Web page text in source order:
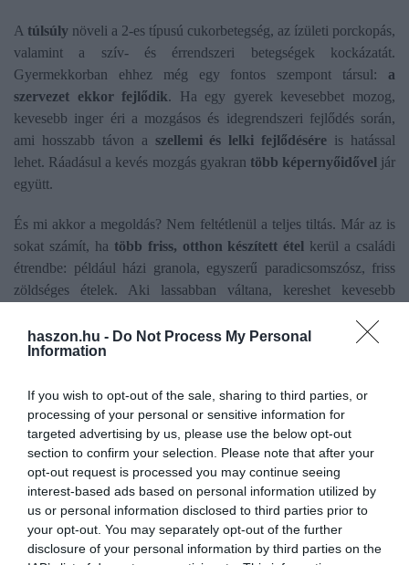
haszon.hu - Do Not Process My Personal
Information
If you wish to opt-out of the sale, sharing to third parties, or
processing of your personal or sensitive information for
targeted advertising by us, please use the below opt-out
section to confirm your selection. Please note that after your
opt-out request is processed you may continue seeing
interest-based ads based on personal information utilized by
us or personal information disclosed to third parties prior to
your opt-out. You may separately opt-out of the further
disclosure of your personal information by third parties on the
A túlsúly növeli a 2-es típusú cukorbetegség, az ízületi porckopás,
valamint a szív- és érrendszeri betegségek kockázatát.
Gyermekkorban ehhez még egy fontos szempont társul: a
szervezet ekkor fejlődik. Ha egy gyerek kevesebbet mozog,
kevesebb inger éri a mozgásos és idegrendszeri fejlődés során,
ami hosszabb távon a szellemi és lelki fejlődésére is hatással
lehet. Ráadásul a kevés mozgás gyakran több képernyőidővel jár
együtt.
És mi akkor a megoldás? Nem feltétlenül a teljes tiltás. Már az is
sokat számít, ha több friss, otthon készített étel kerül a családi
étrendbe: például házi granola, egyszerű paradicsomszósz, friss
zöldséges ételek. Aki lassabban váltana, kereshet kevesebb
lényeg, hogy az ultrafeldolgozott élelmiszer ne váljon
alapértelmezett étkezéssé, főleg gyerekeknél, mert náluk
alkotott felfogásukat.
Olvasd el ezt is!
Már nálunk is termeszthető, a magja
szuperélelmiszer